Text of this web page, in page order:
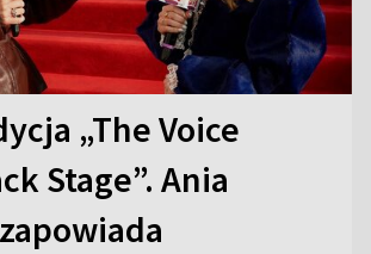
„The Voice
Stage”. Ania